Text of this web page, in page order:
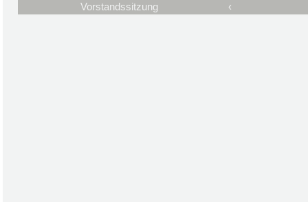
Vorstandssitzung ‹